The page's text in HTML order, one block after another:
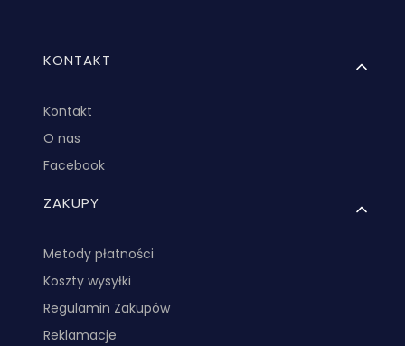
Linki w stopce
KONTAKT
Kontakt
O nas
Facebook
ZAKUPY
Metody płatności
Koszty wysyłki
Regulamin Zakupów
Reklamacje